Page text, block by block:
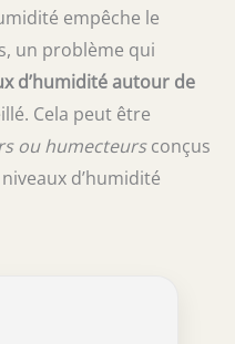
empêche le
un problème qui
d’humidité autour de
Cela peut être
ou humecteursconçus
d’humidité